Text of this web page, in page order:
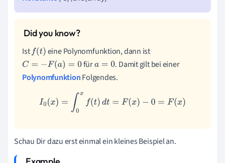
Istf(t)
eine Polynomfunktion, dann ist
C= −F a)=0 füra=0
. Damit gilt bei einer
PolynomfunktionFolgendes.
0( =∫0xf (t)d t= (x)−0= x)
Schau Dir dazu erst einmal ein kleines Beispiel an.